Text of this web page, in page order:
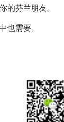
芬兰朋友。
也需要。